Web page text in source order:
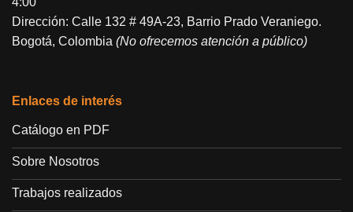
Dirección: Calle 132 # 49A-23, Barrio Prado Veraniego.
Bogotá, Colombia (No ofrecemos atención a público)
Enlaces de interés
Catálogo en PDF
Sobre Nosotros
Trabajos realizados